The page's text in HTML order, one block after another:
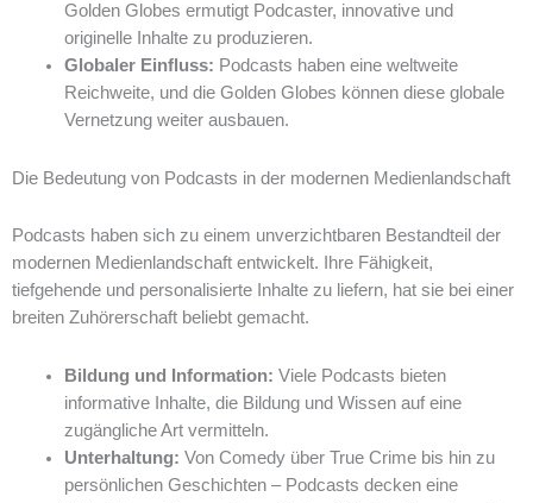
Golden Globes ermutigt Podcaster, innovative und
originelle Inhalte zu produzieren.
Globaler Einfluss: Podcasts haben eine weltweite
Reichweite, und die Golden Globes können diese globale
Vernetzung weiter ausbauen.
Die Bedeutung von Podcasts in der modernen Medienlandschaft
Podcasts haben sich zu einem unverzichtbaren Bestandteil der
modernen Medienlandschaft entwickelt. Ihre Fähigkeit,
tiefgehende und personalisierte Inhalte zu liefern, hat sie bei einer
breiten Zuhörerschaft beliebt gemacht.
Bildung und Information: Viele Podcasts bieten
informative Inhalte, die Bildung und Wissen auf eine
zugängliche Art vermitteln.
Unterhaltung: Von Comedy über True Crime bis hin zu
persönlichen Geschichten – Podcasts decken eine